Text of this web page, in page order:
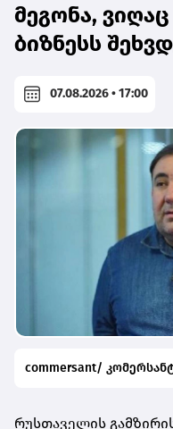
მეგონა,
ბიზნესს
07.08.2026 • 17:00
commersant/
რუსთაველის